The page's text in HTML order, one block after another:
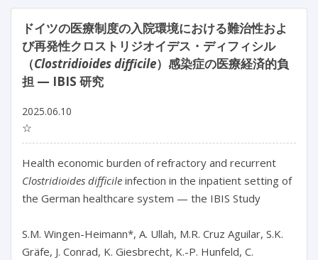
ドイツの医療制度の入院環境における難治性およ
び再発性クロストリジオイデス・ディフィシル
（Clostridioides difficile）感染症の医療経済的負
担 — IBIS 研究
2025.06.10
☆
Clostridioides difficile infection in the inpatient setting of
the German healthcare system — the IBIS Study
S.M. Wingen-Heimann*, A. Ullah, M.R. Cruz Aguilar, S.K.
Gräfe, J. Conrad, K. Giesbrecht, K.-P. Hunfeld, C.